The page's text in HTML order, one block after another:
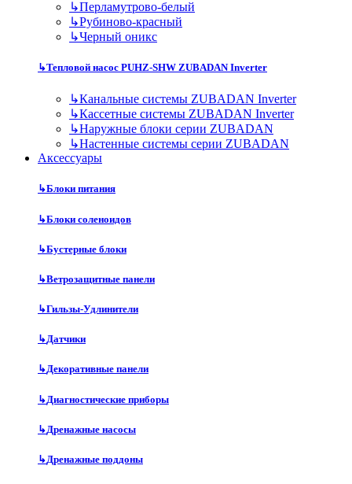
↳Перламутрово-белый
↳Рубиново-красный
↳Черный оникс
↳Тепловой насос PUHZ-SHW ZUBADAN Inverter
↳Канальные системы ZUBADAN Inverter
↳Кассетные системы ZUBADAN Inverter
↳Наружные блоки серии ZUBADAN
↳Настенные системы серии ZUBADAN
Аксесcуары
↳Блоки питания
↳Блоки соленоидов
↳Бустерные блоки
↳Ветрозащитные панели
↳Гильзы-Удлинители
↳Датчики
↳Декоративные панели
↳Диагностические приборы
↳Дренажные насосы
↳Дренажные поддоны